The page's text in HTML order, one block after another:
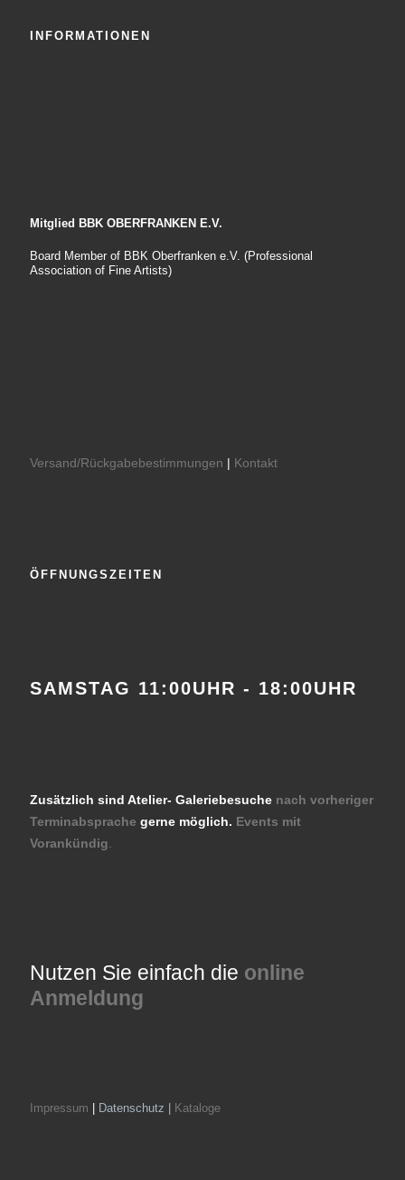
INFORMATIONEN
Mitglied BBK OBERFRANKEN E.V.
Board Member of BBK Oberfranken e.V. (Professional
Association of Fine Artists)
Versand/Rückgabebestimmungen | Kontakt
ÖFFNUNGSZEITEN
SAMSTAG 11:00UHR - 18:00UHR
Zusätzlich sind Atelier- Galeriebesuche nach vorheriger
Terminabsprache gerne möglich. Events mit
Vorankündig
Nutzen Sie einfach die online
Anmeldung
Impressum Datenschutz | Kataloge